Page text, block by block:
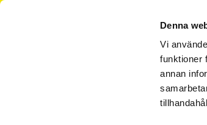
Denna
Vi
funktioner
annan